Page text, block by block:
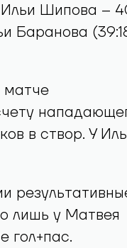
Ильи Шипова –
Баранова
матче
в створ. У
лишь у Матвея
гол+пас.